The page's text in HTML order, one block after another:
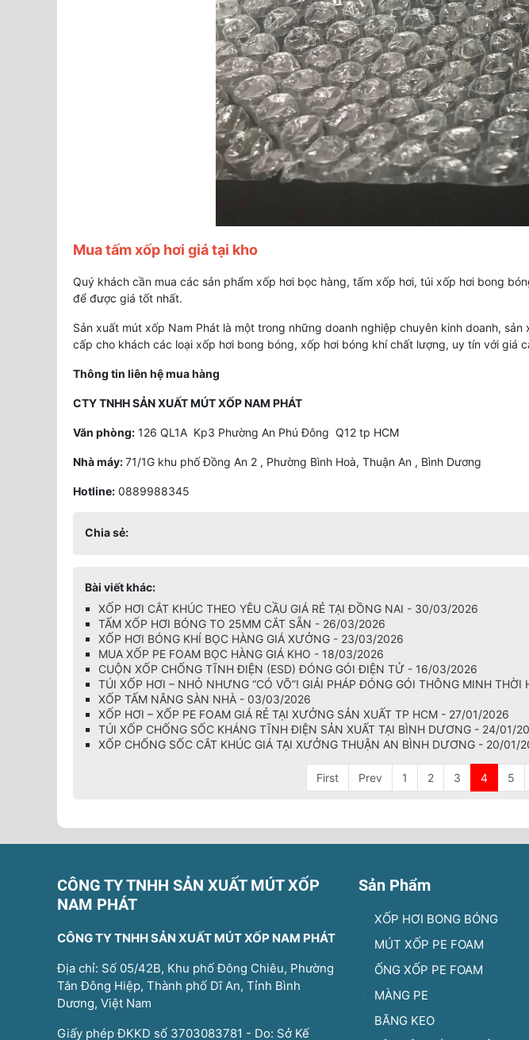
Mua tấm xốp hơi giá tại kho
Quý khách cần mua các sản phẩm xốp hơi bọc hàng, tấm xốp hơi, túi xốp hơi bong
để được giá tốt nhất.
Sản xuất mút xốp Nam Phát là một trong những doanh nghiệp chuyên kinh doanh,
cấp cho khách các loại xốp hơi bong bóng, xốp hơi bóng khí chất lượng, uy tín với giá
Thông tin liên hệ mua hàng
CTY TNHH SẢN XUẤT MÚT XỐP NAM PHÁT
Văn phòng: 126 QL1A Kp3 Phường An Phú Đông Q12 tp HCM
Nhà máy:71/1G khu phố Đồng An 2 , Phường Bình Hoà, Thuận An , Bình Dương
Hotline: 0889988345
Chia sẻ:
Bài viết khác:
XỐP HƠI CẮT KHÚC THEO YÊU CẦU GIÁ RẺ TẠI ĐỒNG NAI - 30/03/2026
TẤM XỐP HƠI BÓNG TO 25MM CẮT SẴN - 26/03/2026
XỐP HƠI BÓNG KHÍ BỌC HÀNG GIÁ XƯỞNG - 23/03/2026
MUA XỐP PE FOAM BỌC HÀNG GIÁ KHO - 18/03/2026
CUỘN XỐP CHỐNG TĨNH ĐIỆN (ESD) ĐÓNG GÓI ĐIỆN TỬ - 16/03/2026
TÚI XỐP HƠI – NHỎ NHƯNG “CÓ VÕ”! GIẢI PHÁP ĐÓNG GÓI THÔNG MINH
XỐP TẤM NÂNG SÀN NHÀ - 03/03/2026
XỐP HƠI – XỐP PE FOAM GIÁ RẺ TẠI XƯỞNG SẢN XUẤT TP HCM - 27/01/2026
TÚI XỐP CHỐNG SỐC KHÁNG TĨNH ĐIỆN SẢN XUẤT TẠI BÌNH DƯƠNG - 24/01/
XỐP CHỐNG SỐC CẮT KHÚC GIÁ TẠI XƯỞNG THUẬN AN BÌNH DƯƠNG - 20/01/
First Prev 1 2 3 4 5
CÔNG TY TNHH SẢN XUẤT MÚT XỐP
NAM PHÁT
CÔNG TY TNHH SẢN XUẤT MÚT XỐP NAM PHÁT
Địa chỉ: Số 05/42B, Khu phố Đông Chiêu, Phường
Tân Đông Hiệp, Thành phố Dĩ An, Tỉnh Bình
Dương, Việt Nam
Giấy phép ĐKKD số 3703083781 - Do: Sở Kế
Sản Phẩm
XỐP HƠI BONG BÓNG
MÚT XỐP PE FOAM
ỐNG XỐP PE FOAM
MÀNG PE
BĂNG KEO